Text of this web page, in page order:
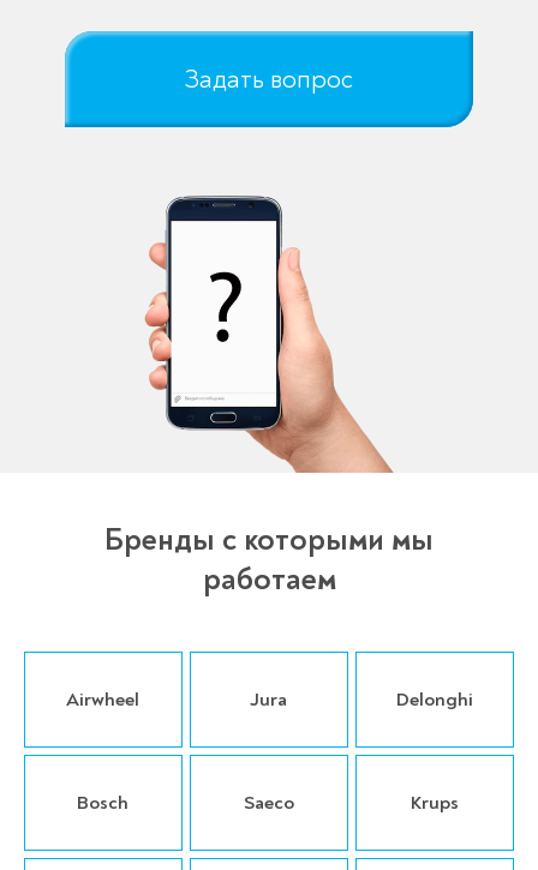
Задать вопрос
Бренды с которыми мы
работаем
Airwheel Jura Delonghi
Bosch Saeco Krups